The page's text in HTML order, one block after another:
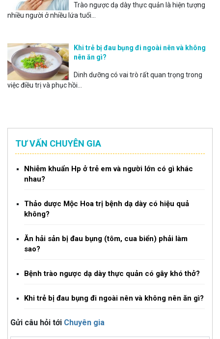
Trào ngược dạ dày thực quản là hiện tượng
nhiều người ở nhiều lứa tuổi...
Khi trẻ bị đau bụng đi ngoài nên và không
nên ăn gì?
Dinh dưỡng có vai trò rất quan trọng trong
việc điều trị và phục hồi...
TƯ VẤN CHUYÊN GIA
Nhiễm khuẩn Hp ở trẻ em và người lớn có gì khác
nhau?
Thảo dược Mộc Hoa trị bệnh dạ dày có hiệu quả
không?
Ăn hải sản bị đau bụng (tôm, cua biển) phải làm
sao?
Bệnh trào ngược dạ dày thực quản có gây khó thở?
Khi trẻ bị đau bụng đi ngoài nên và không nên ăn gì?
Gửi câu hỏi tới Chuyên gia